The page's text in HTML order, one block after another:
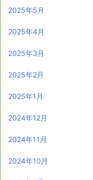
2025年5月
2025年4月
2025年3月
2025年2月
2025年1月
2024年12月
2024年11月
2024年10月